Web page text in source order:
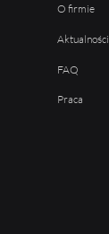
O firmie
Aktualności
FAQ
Praca